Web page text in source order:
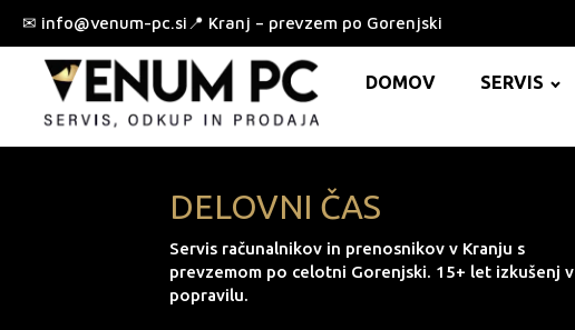
✉ info@venum-pc.si📍 Kranj – prevzem po Gorenjski
DOMOV SERVIS
DELOVNI ČAS
Servis računalnikov in prenosnikov v Kranju s
prevzemom po celotni Gorenjski. 15+ let izkušenj v
popravilu.